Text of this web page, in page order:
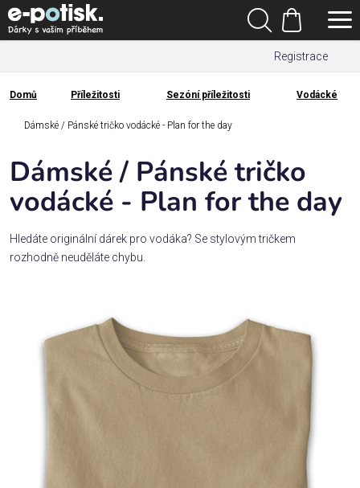
Přejít
na
obsah
Registrace
Hledat
Nákupní
košík
Kategorie
Dárek
Rodina
/
zájmy a
Příležitosti
Domů
Domů Příležitosti Sezóní příležitosti Vodácké
Dámské / Pánské tričko vodácké - Plan for the day
Dámské / Pánské tričko
vodácké - Plan for the day
Hledáte originální dárek pro vodáka? Se stylovým tričkem
rozhodně neuděláte chybu.